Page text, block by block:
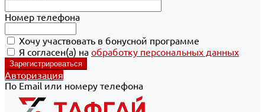
Номер телефона
Хочу участвовать в бонусной программе
Я согласен(а) на обработку персональных данных
Авторизация
По Email или номеру телефона